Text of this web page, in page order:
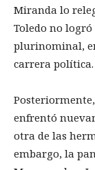
Miranda lo
Toledo no
plurinominal,
carrera política.
enfrentó
otra de las
embargo, la